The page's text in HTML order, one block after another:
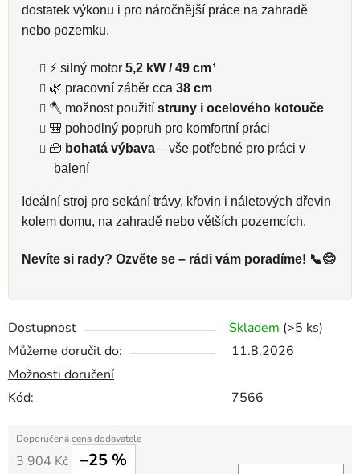
dostatek výkonu i pro náročnější práce na zahradě
nebo pozemku.
⚡ silný motor 5,2 kW / 49 cm³
🌿 pracovní záběr cca 38 cm
🪓 možnost použití struny i ocelového kotouče
🎒 pohodlný popruh pro komfortní práci
🧰 bohatá výbava – vše potřebné pro práci v
balení
Ideální stroj pro sekání trávy, křovin i náletových dřevin
kolem domu, na zahradě nebo větších pozemcích.
Nevíte si rady? Ozvěte se – rádi vám poradíme! 📞😊
Dostupnost Skladem (>5 ks)
Můžeme doručit do:
11.8.2026
Možnosti doručení
Kód:
7566
3 904 Kč –25 %